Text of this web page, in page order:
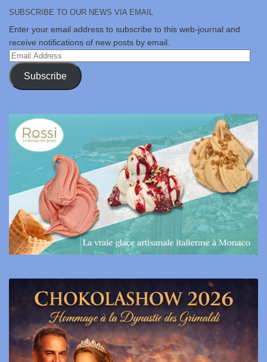
SUBSCRIBE TO OUR NEWS VIA EMAIL
Enter your email address to subscribe to this web-journal and
receive notifications of new posts by email.
Email
Address
Subscribe